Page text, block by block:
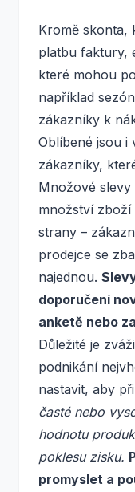
Kromě skonta,
platbu faktury,
které mohou
například
zákazníky k
Oblíbené jsou i
zákazníky,
Množové
množství
strany –
prodejce se
najednou.
doporučení
anketě nebo
Důležité je
podnikání
nastavit, aby
časté nebo
hodnotu
poklesu zisku.
promyslet a